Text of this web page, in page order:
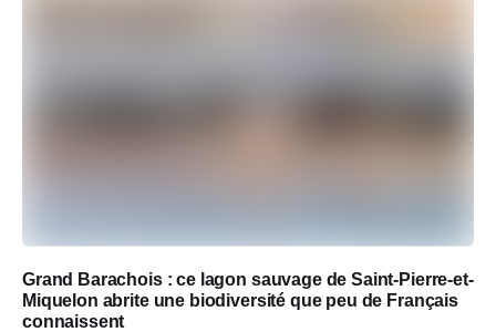
Grand Barachois : ce lagon sauvage de Saint-Pierre-et-
Miquelon abrite une biodiversité que peu de Français
connaissent